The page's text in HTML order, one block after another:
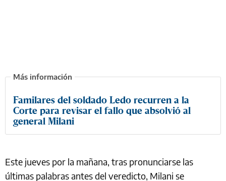
Familares del soldado Ledo recurren a la
Corte para revisar el fallo que absolvió al
general Milani
Este jueves por la mañana, tras pronunciarse las
últimas palabras antes del veredicto, Milani se